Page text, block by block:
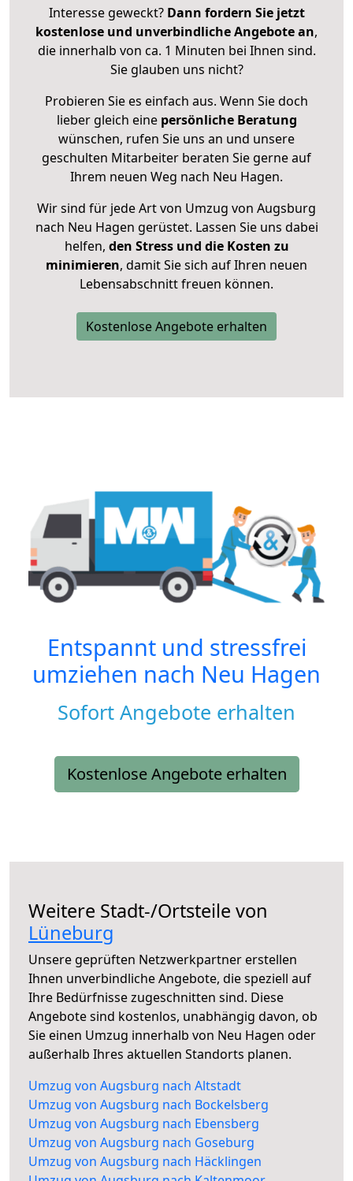
Interesse geweckt? Dann fordern Sie jetzt
kostenlose und unverbindliche Angebote an,
die innerhalb von ca. 1 Minuten bei Ihnen sind.
Sie glauben uns nicht?
Probieren Sie es einfach aus. Wenn Sie doch
lieber gleich eine persönliche Beratung
wünschen, rufen Sie uns an und unsere
geschulten Mitarbeiter beraten Sie gerne auf
Ihrem neuen Weg nach Neu Hagen.
Wir sind für jede Art von Umzug von Augsburg
nach Neu Hagen gerüstet. Lassen Sie uns dabei
helfen, den Stress und die Kosten zu
minimieren, damit Sie sich auf Ihren neuen
Lebensabschnitt freuen können.
Kostenlose Angebote erhalten
Entspannt und stressfrei
umziehen nach Neu Hagen
Sofort Angebote erhalten
Kostenlose Angebote erhalten
Weitere Stadt-/Ortsteile von
Lüneburg
Unsere geprüften Netzwerkpartner erstellen
Ihnen unverbindliche Angebote, die speziell auf
Ihre Bedürfnisse zugeschnitten sind. Diese
Angebote sind kostenlos, unabhängig davon, ob
Sie einen Umzug innerhalb von Neu Hagen oder
außerhalb Ihres aktuellen Standorts planen.
Umzug von Augsburg nach Altstadt
Umzug von Augsburg nach Bockelsberg
Umzug von Augsburg nach Ebensberg
Umzug von Augsburg nach Goseburg
Umzug von Augsburg nach Häcklingen